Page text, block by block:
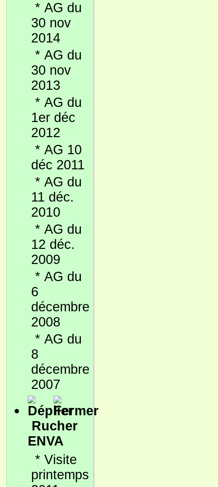
* AG du
30 nov
2014
* AG du
30 nov
2013
* AG du
1er déc
2012
* AG 10
déc 2011
* AG du
11 déc.
2010
* AG du
12 déc.
2009
* AG du
6
décembre
2008
* AG du
8
décembre
2007
Rucher
ENVA
* Visite
printemps